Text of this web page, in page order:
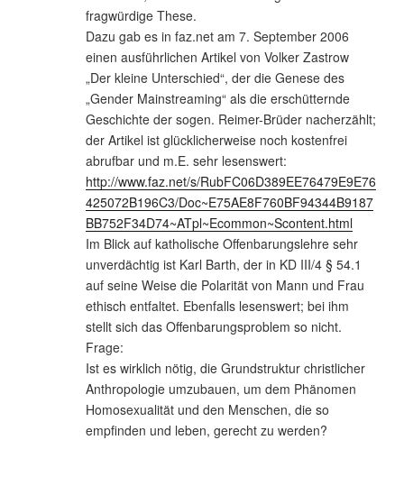
fragwürdige These.
Dazu gab es in faz.net am 7. September 2006
einen ausführlichen Artikel von Volker Zastrow
„Der kleine Unterschied“, der die Genese des
„Gender Mainstreaming“ als die erschütternde
Geschichte der sogen. Reimer-Brüder nacherzählt;
der Artikel ist glücklicherweise noch kostenfrei
abrufbar und m.E. sehr lesenswert:
http://www.faz.net/s/RubFC06D389EE76479E9E76
425072B196C3/Doc~E75AE8F760BF94344B9187
BB752F34D74~ATpl~Ecommon~Scontent.html
Im Blick auf katholische Offenbarungslehre sehr
unverdächtig ist Karl Barth, der in KD III/4 § 54.1
auf seine Weise die Polarität von Mann und Frau
ethisch entfaltet. Ebenfalls lesenswert; bei ihm
stellt sich das Offenbarungsproblem so nicht.
Frage:
Ist es wirklich nötig, die Grundstruktur christlicher
Anthropologie umzubauen, um dem Phänomen
Homosexualität und den Menschen, die so
empfinden und leben, gerecht zu werden?